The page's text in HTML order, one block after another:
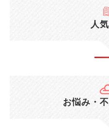
人
お悩み・